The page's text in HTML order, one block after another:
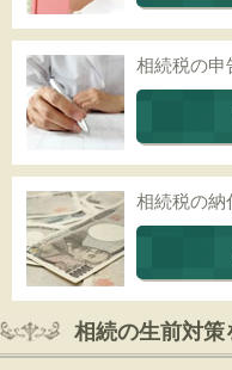
相続税の申
相続税の納
相続の生前対策